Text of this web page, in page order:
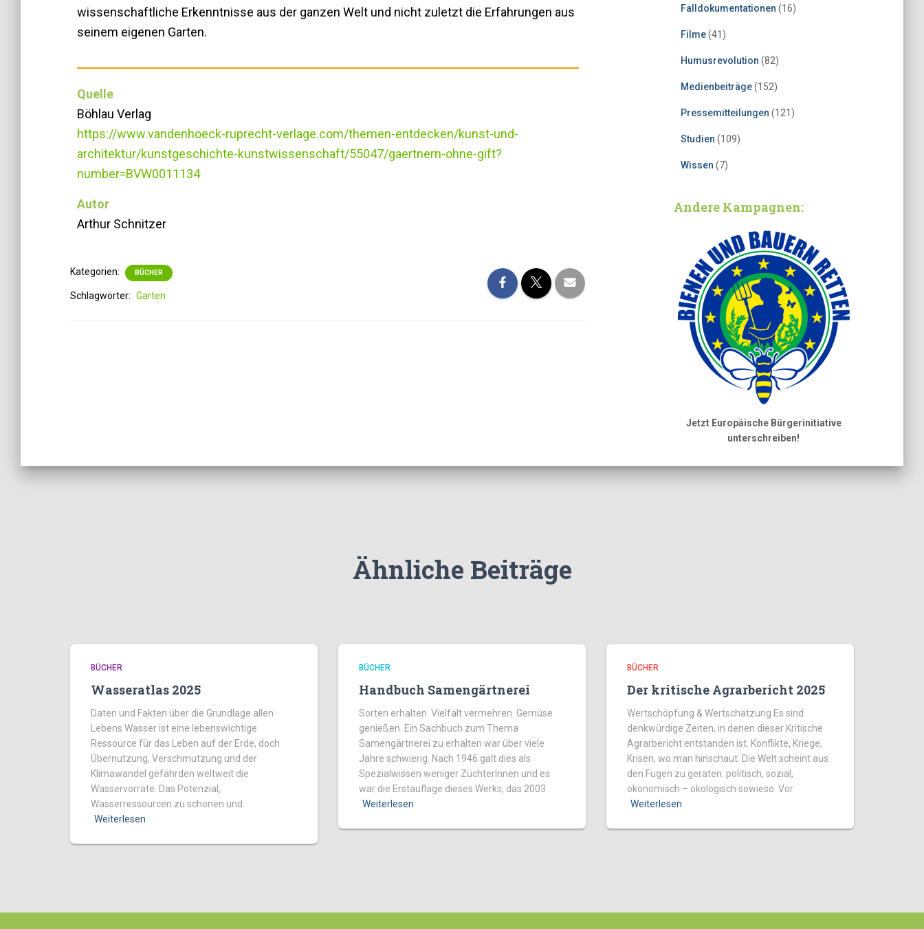
wissenschaftliche Erkenntnisse aus der ganzen Welt und nicht zuletzt die Erfahrungen aus
seinem eigenen Garten.
Quelle
Böhlau Verlag
https://www.vandenhoeck-ruprecht-verlage.com/themen-entdecken/kunst-und-
architektur/kunstgeschichte-kunstwissenschaft/55047/gaertnern-ohne-gift?
number=BVW0011134
Autor
Arthur Schnitzer
Kategorien: BÜCHER
Schlagwörter: Garten
Falldokumentationen (16)
Filme(41)
Humusrevolution (82)
Medienbeiträge(152)
Pressemitteilungen (121)
Studien (109)
Wissen (7)
Andere Kampagnen:
Jetzt Europäische Bürgerinitiative
unterschreiben!
Ähnliche Beiträge
BÜCHER
Wasseratlas 2025
Daten und Fakten über die Grundlage allen
Lebens Wasser ist eine lebenswichtige
Ressource für das Leben auf der Erde, doch
Übernutzung, Verschmutzung und der
Klimawandel gefährden weltweit die
Wasservorräte. Das Potenzial,
Wasserressourcen zu schonen und
Weiterlesen
BÜCHER
Handbuch Samengärtnerei
Sorten erhalten. Vielfalt vermehren. Gemüse
genießen. Ein Sachbuch zum Thema
Samengärtnerei zu erhalten war über viele
Jahre schwierig. Nach 1946 galt dies als
Spezialwissen weniger ZüchterInnen und es
war die Erstauflage dieses Werks, das 2003
Weiterlesen
BÜCHER
Der kritische Agrarbericht 2025
Wertschöpfung & Wertschätzung Es sind
denkwürdige Zeiten, in denen dieser Kritische
Agrarbericht entstanden ist. Konflikte, Kriege,
Krisen, wo man hinschaut. Die Welt scheint aus
den Fugen zu geraten: politisch, sozial,
ökonomisch – ökologisch sowieso. Vor
Weiterlesen